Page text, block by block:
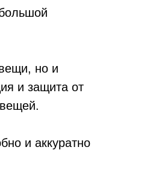
но и
и защита от
и аккуратно